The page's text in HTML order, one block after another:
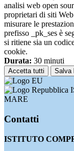
analisi web open
proprietari di siti
misurare le
prefisso _pk_ses è
si ritiene sia un
cookie.
Durata: 30 minuti
Accetta tutti Salva
MARE
Contatti
ISTITUTO